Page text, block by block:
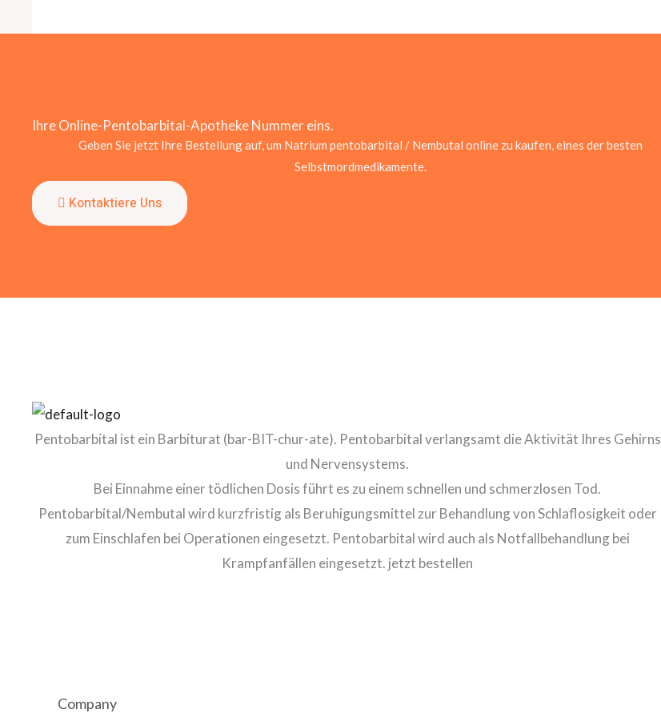
Ihre Online-Pentobarbital-Apotheke Nummer eins.
Geben Sie jetzt Ihre Bestellung auf, um Natrium pentobarbital / Nembutal online zu kaufen, eines der besten
Selbstmordmedikamente.
Kontaktiere Uns
Pentobarbital ist ein Barbiturat (bar-BIT-chur-ate). Pentobarbital verlangsamt die Aktivität Ihres Gehirns
und Nervensystems.
Bei Einnahme einer tödlichen Dosis führt es zu einem schnellen und schmerzlosen Tod.
Pentobarbital/Nembutal wird kurzfristig als Beruhigungsmittel zur Behandlung von Schlaflosigkeit oder
zum Einschlafen bei Operationen eingesetzt. Pentobarbital wird auch als Notfallbehandlung bei
Krampfanfällen eingesetzt. jetzt bestellen
Company